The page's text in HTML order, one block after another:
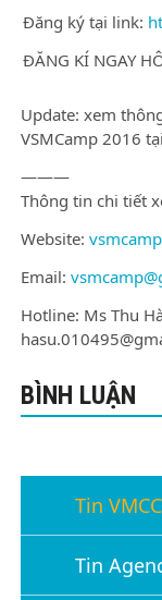
Đăng ký tại link:
ĐĂNG KÍ NGAY
Update: xem
VSMCamp 2016 tại
———
Thông tin chi tiết
Website:
Email:
Hotline: Ms Thu
BÌNH LUẬN
Tin VMCC
Tin